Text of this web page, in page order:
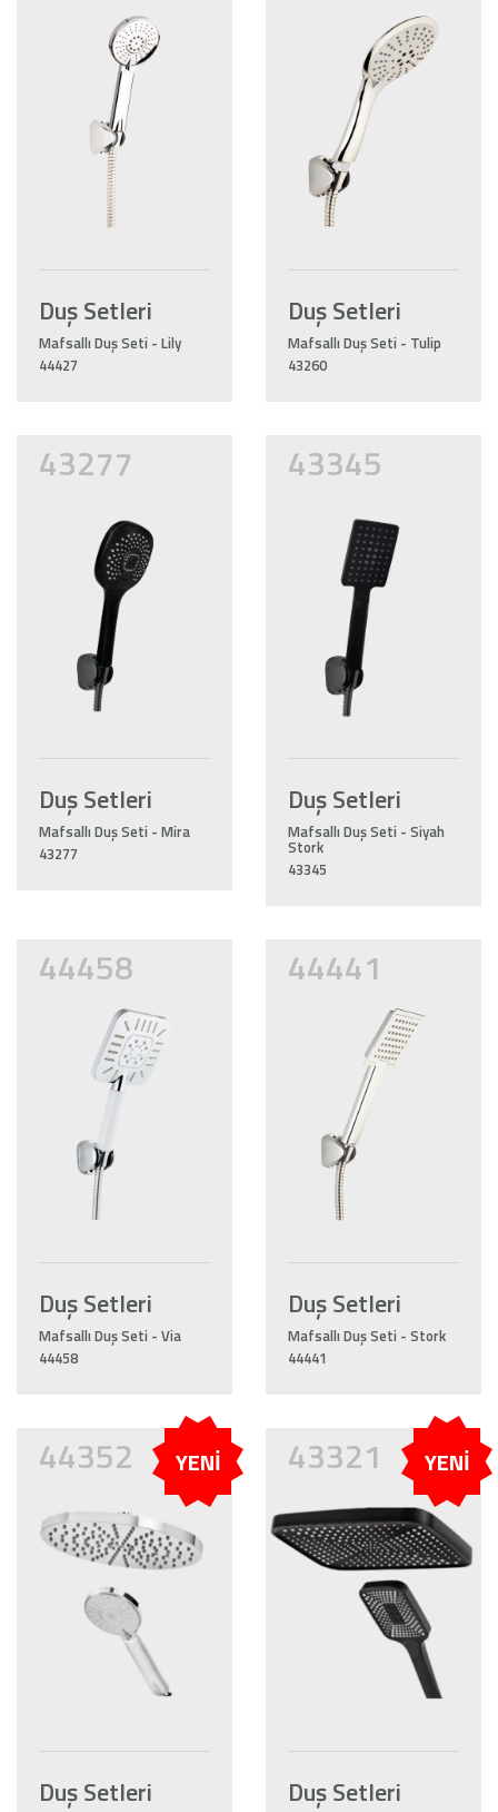
Duş Setleri
Mafsallı Duş Seti - Lily
44427
Duş Setleri
Mafsallı Duş Seti - Tulip
43260
43277
Duş Setleri
Mafsallı Duş Seti - Mira
43277
43345
Duş Setleri
Mafsallı Duş Seti - Siyah
Stork
43345
44458
Duş Setleri
Mafsallı Duş Seti - Via
44458
44441
Duş Setleri
Mafsallı Duş Seti - Stork
44441
44352 YENİ
Duş Setleri
43321 YENİ
Duş Setleri